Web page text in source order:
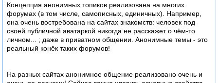
Концепция анонимных топиков реализована на многих
форумах (в том числе, самописных, единичных). Например,
она очень востребована на сайтах знакомств: человек под
своей публичной аватаркой никогда не расскажет о чём-то
личном... ; даже в приватном общении. Анонимные темы - это
реальный конёк таких форумов!
На разных сайтах анонимное общение реализовано очень и